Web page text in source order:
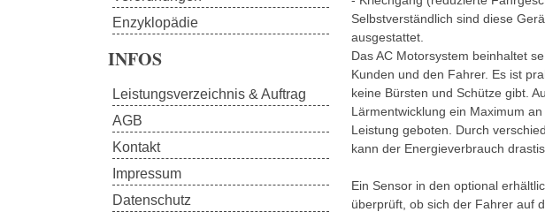
Enzyklopädie
INFOS
Leistungsverzeichnis & Auftrag
AGB
Kontakt
Impressum
Datenschutz
Selbstverständlich sind diese
ausgestattet.
Das AC Motorsystem beinhaltet
Kunden und den Fahrer. Es ist
keine Bürsten und Schütze gibt.
Lärmentwicklung ein Maximum
Leistung geboten. Durch
kann der Energieverbrauch
Ein Sensor in den optional
überprüft, ob sich der Fahrer auf